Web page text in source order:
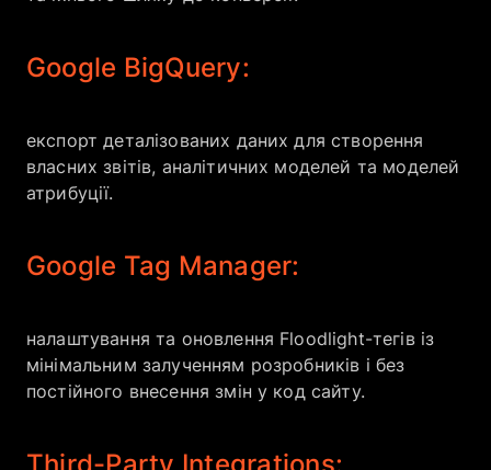
Google BigQuery:
експорт деталізованих даних для створення
власних звітів, аналітичних моделей та моделей
атрибуції.
Google Tag Manager:
налаштування та оновлення Floodlight-тегів із
мінімальним залученням розробників і без
постійного внесення змін у код сайту.